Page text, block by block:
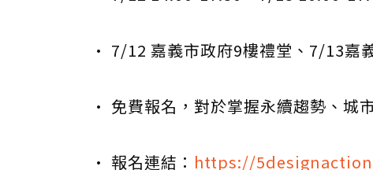
• 7/12 嘉義市政府9樓禮堂、7/13嘉
• 免費報名，對於掌握永續趨勢、城
• 報名連結： https://